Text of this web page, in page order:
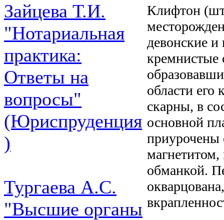
Зайцева Т.И.
"Нотариальная
практика:
Ответы на
вопросы"
(Юриспруденция
)
Тургаева А.С.
"Высшие органы
Клифтон
девонские и
кремнистые
области его
скарны, в
основной
приурочены
обманкой.